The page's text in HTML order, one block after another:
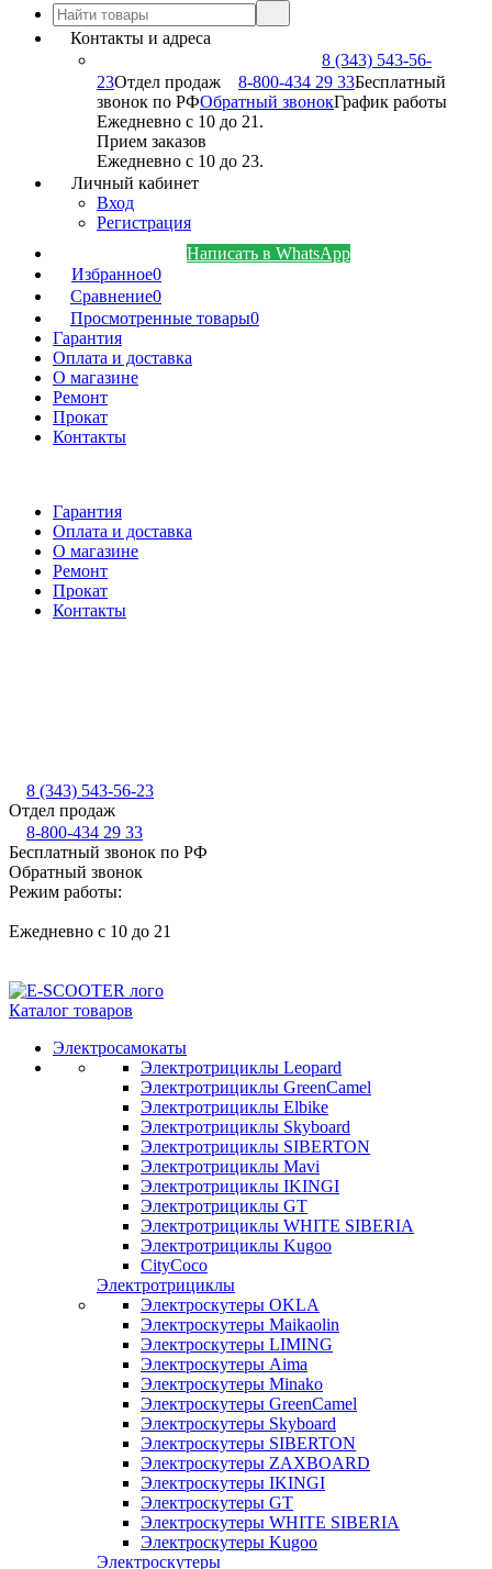
Контакты и адреса
8 (343) 543-56-
23Отдел продаж 8-800-434 29 33Бесплатный
звонок по РФОбратный звонокГрафик работы
Ежедневно с 10 до 21.
Прием заказов
Ежедневно с 10 до 23.
Личный кабинет
Вход
Регистрация
Написать в WhatsApp
Избранное0
Сравнение0
Просмотренные товары0
Гарантия
Оплата и доставка
О магазине
Ремонт
Прокат
Контакты
Гарантия
Оплата и доставка
О магазине
Ремонт
Прокат
Контакты
8 (343) 543-56-23
Отдел продаж
8-800-434 29 33
Бесплатный звонок по РФ
Обратный звонок
Режим работы:
Ежедневно с 10 до 21
Каталог товаров
Электросамокаты
Электротрициклы Leopard
Электротрициклы GreenCamel
Электротрициклы Elbike
Электротрициклы Skyboard
Электротрициклы SIBERTON
Электротрициклы Mavi
Электротрициклы IKINGI
Электротрициклы GT
Электротрициклы WHITE SIBERIA
Электротрициклы Kugoo
CityCoco
Электротрициклы
Электроскутеры OKLA
Электроскутеры Maikaolin
Электроскутеры LIMING
Электроскутеры Aima
Электроскутеры Minako
Электроскутеры GreenCamel
Электроскутеры Skyboard
Электроскутеры SIBERTON
Электроскутеры ZAXBOARD
Электроскутеры IKINGI
Электроскутеры GT
Электроскутеры WHITE SIBERIA
Электроскутеры Kugoo
Электроскутеры